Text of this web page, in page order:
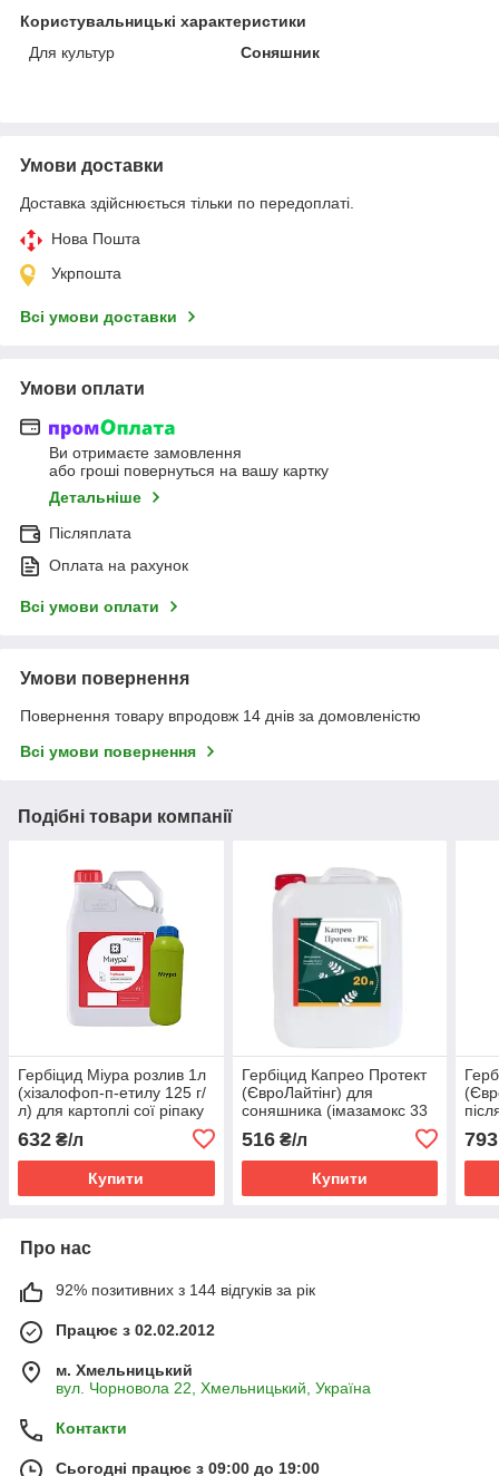
Користувальницькі характеристики
Для культур
Соняшник
Умови доставки
Доставка здійснюється тільки по передоплаті.
Нова Пошта
Укрпошта
Всі умови доставки
Умови оплати
Ви отримаєте замовлення
або гроші повернуться на вашу картку
Детальніше
Післяплата
Оплата на рахунок
Всі умови оплати
Умови повернення
Повернення товару впродовж 14 днів за домовленістю
Всі умови повернення
Подібні товари компанії
Гербіцид Міура розлив 1л
(хізалофоп-п-етилу 125 г/
л) для картоплі сої ріпаку
соняшника буряків цибулі
моркви томатів капусти
632 ₴/л
Купити
Гербіцид Капрео Протект
(ЄвроЛайтінг) для
соняшника (імазамокс 33
516₴/л
Купити
г/л
793
Про нас
92% позитивних з 144 відгуків за рік
Працює з 02.02.2012
м. Хмельницький
вул. Чорновола 22, Хмельницький, Україна
Контакти
Сьогодні працює з 09:00 до 19:00